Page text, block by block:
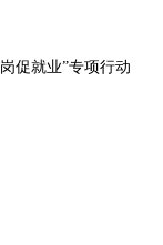
促就业”专项行动